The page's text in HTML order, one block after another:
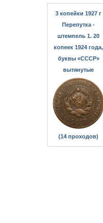
3 копейки 1927 г
Перепутка -
штемпель 1. 20
копеек 1924 года,
буквы «СССР»
вытянутые
(14 проходов)